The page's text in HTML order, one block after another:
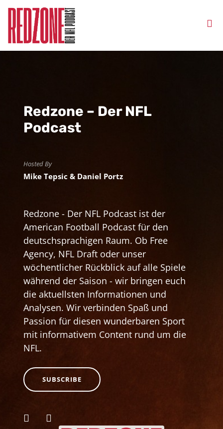
Redzone – Der NFL
Podcast
Hosted By
Mike Tepsic & Daniel Portz
Redzone - Der NFL Podcast ist der
American Football Podcast für den
deutschsprachigen Raum. Ob Free
Agency, NFL Draft oder unser
wöchentlicher Rückblick auf alle Spiele
während der Saison - wir bringen euch
die aktuellsten Informationen und
Analysen. Wir verbinden Spaß und
Passion für diesen wunderbaren Sport
mit informativem Content rund um die
NFL.
SUBSCRIBE